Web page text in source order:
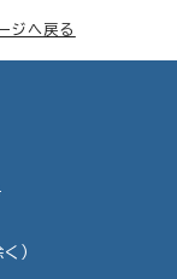
ジへ戻る
）